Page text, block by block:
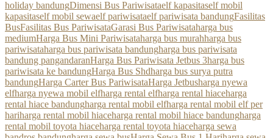
holiday bandungDimensi Bus Pariwisataelf kapasitaself mobil
kapasitaself mobil sewaelf pariwisataelf pariwisata bandungFasilitas
BusFasilitas Bus PariwisataGarasi Bus Pariwisataharga bus
mediumHarga Bus Mini Pariwisataharga bus murahharga bus
pariwisataharga bus pariwisata bandungharga bus pariwisata
bandung pangandaranHarga Bus Pariwisata Jetbus 3harga bus
pariwisata ke bandungHarga Bus Shdharga bus surya putra
bandungHarga Carter Bus PariwisataHarga Jetbusharga nyewa
elfharga nyewa mobil elfharga rental elfharga rental hiaceharga
rental hiace bandungharga rental mobil elfharga rental mobil elf per
hariharga rental mobil hiaceharga rental mobil hiace bandungharga
rental mobil toyota hiaceharga rental toyota hiaceharga sewa